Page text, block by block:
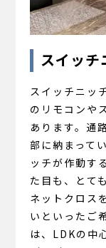
スイッチ
スイッチニッ
のリモコンや
あります。通
部に納まって
ッチが作動す
た目も、とて
ネットクロス
いといったご
は、LDKの中